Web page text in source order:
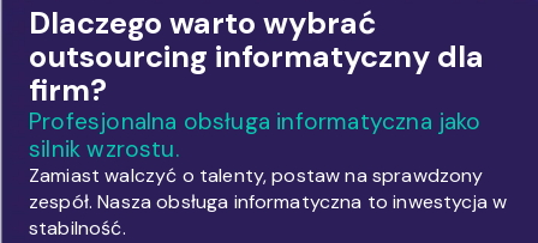
Dlaczego warto wybrać
outsourcing informatyczny dla
firm?
Profesjonalna obsługa informatyczna jako
silnik wzrostu.
Zamiast walczyć o talenty, postaw na sprawdzony
zespół. Nasza obsługa informatyczna to inwestycja w
stabilność.